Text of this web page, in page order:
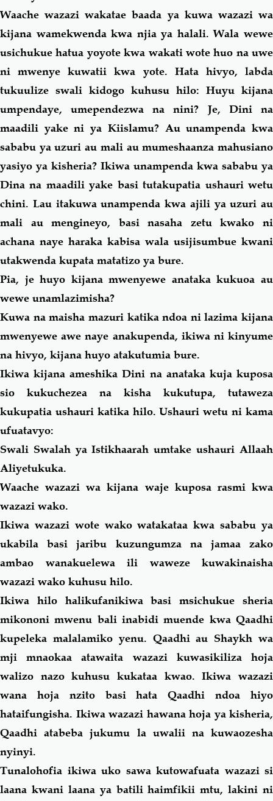
Waache wazazi wakatae baada ya kuwa wazazi wa
kijana wamekwenda kwa njia ya halali. Wala wewe
usichukue hatua yoyote kwa wakati wote huo na uwe
ni mwenye kuwatii kwa yote. Hata hivyo, labda
tukuulize swali kidogo kuhusu hilo: Huyu kijana
umpendaye, umependezwa na nini? Je, Dini na
maadili yake ni ya Kiislamu? Au unampenda kwa
sababu ya uzuri au maliau mumeshaanza mahusiano
yasiyo ya kisheria? Ikiwa unampenda kwa sababu ya
Dina na maadili yake basi tutakupatia ushauri wetu
chini. Lau itakuwa unampenda kwa ajili ya uzuri au
mali au mengineyo, basi nasaha zetu kwako ni
achana naye haraka kabisa wala usijisumbue kwani
utakwenda kupata matatizo ya bure.
Pia, je huyo kijana mwenyewe anataka kukuoa au
wewe unamlazimisha?
Kuwa na maisha mazuri katika ndoa ni lazima kijana
mwenyewe awe naye anakupenda, ikiwa ni kinyume
na hivyo, kijana huyo atakutumia bure.
Ikiwa kijana ameshika Dini na anataka kuja kuposa
sio kukuchezea na kisha kukutupa, tutaweza
kukupatia ushauri katika hilo. Ushauri wetu nikama
ufuatavyo:
Swali Swalah ya Istikhaarah umtake ushauri Allaah
Aliyetukuka.
Waache wazazi wa kijana waje kuposa rasmi kwa
wazazi wako.
Ikiwa wazazi wote wako watakataa kwa sababu ya
ukabila basi jaribu kuzungumza na jamaa zako
ambao wanakuelewa ili waweze kuwakinaisha
wazazi wako kuhusu hilo.
Ikiwa hilohalikufanikiwa basi msichukue sheria
mikononi mwenu bali inabidi muende kwa Qaadhi
kupeleka malalamiko yenu. Qaadhi au Shaykh wa
mji mnaokaa atawaita wazazi kuwasikiliza hoja
walizo nazo kuhusu kukataa kwao. Ikiwa wazazi
wana hoja nzito basi hata Qaadhi ndoa hiyo
hataifungisha. Ikiwa wazazi hawana hoja ya kisheria,
Qaadhi atabeba jukumu la uwalii na kuwaozesha
nyinyi.
Tunalohofia ikiwa uko sawa kutowafuata wazazi si
laana kwani laana ya batili haimfikii mtu, lakini ni